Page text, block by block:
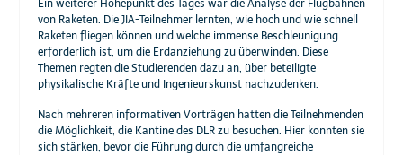
Ein weiterer Höhepunkt des Tages war die Analyse der Flugbahnen
von Raketen. Die JIA-Teilnehmer lernten, wie hoch und wie schnell
Raketen fliegen können und welche immense Beschleunigung
erforderlich ist, um die Erdanziehung zu überwinden. Diese
Themen regten die Studierenden dazu an, über beteiligte
physikalische Kräfte und Ingenieurskunst nachzudenken.
Nach mehreren informativen Vorträgen hatten die Teilnehmenden
die Möglichkeit, die Kantine des DLR zu besuchen. Hier konnten sie
sich stärken, bevor die Führung durch die umfangreiche